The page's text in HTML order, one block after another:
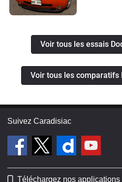
Voir tous les essais
Voir tous les comparatifs
Suivez Caradisiac
Téléchargez nos applications